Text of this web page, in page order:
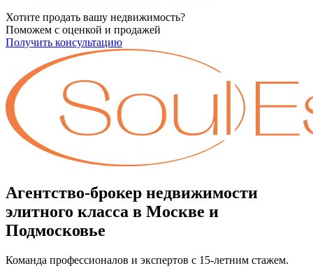
Хотите продать вашу недвижимость?
Поможем с оценкой и продажей
Получить консультацию
Агентство-брокер недвижимости
элитного класса в Москве и
Подмосковье
Команда профессионалов и экспертов с 15-летним стажем.